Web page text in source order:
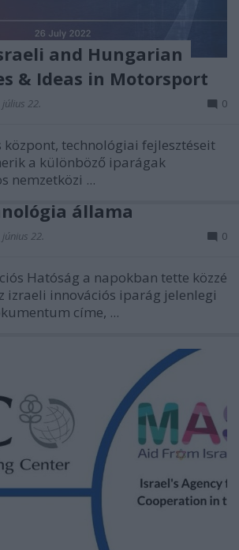
and Hungarian
& Ideas in Motorsport
22. 0
központ, technológiai fejlesztéseit
a különböző iparágak
nemzetközi ...
állama
22. 0
Hatóság a napokban tette közzé
izraeli innovációs iparág jelenlegi
címe, ...